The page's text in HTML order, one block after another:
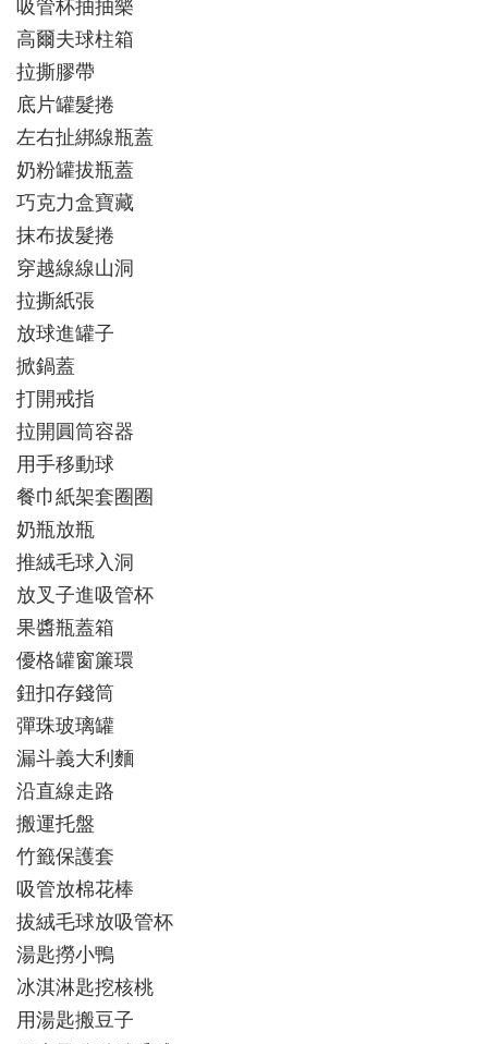
吸管杯抽抽樂
高爾夫球柱箱
拉撕膠帶
底片罐髮捲
左右扯綁線瓶蓋
奶粉罐拔瓶蓋
巧克力盒寶藏
抹布拔髮捲
穿越線線山洞
拉撕紙張
放球進罐子
掀鍋蓋
打開戒指
拉開圓筒容器
用手移動球
餐巾紙架套圈圈
奶瓶放瓶
推絨毛球入洞
放叉子進吸管杯
果醬瓶蓋箱
優格罐窗簾環
鈕扣存錢筒
彈珠玻璃罐
漏斗義大利麵
沿直線走路
搬運托盤
竹籤保護套
吸管放棉花棒
拔絨毛球放吸管杯
湯匙撈小鴨
冰淇淋匙挖核桃
用湯匙搬豆子